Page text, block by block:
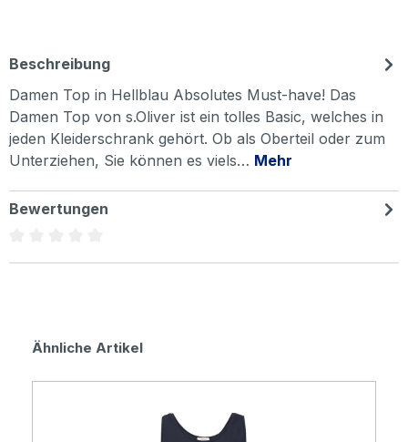
Beschreibung
Damen Top in Hellblau Absolutes Must-have! Das
Damen Top von s.Oliver ist ein tolles Basic, welches in
jeden Kleiderschrank gehört. Ob als Oberteil oder zum
Unterziehen, Sie können es viels… Mehr
Bewertungen
Produktgalerie überspringen
Ähnliche Artikel